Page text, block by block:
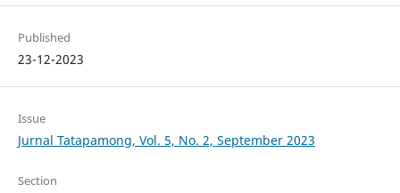
Published
23-12-2023
Issue
Jurnal Tatapamong, Vol. 5, No. 2, September 2023
Section